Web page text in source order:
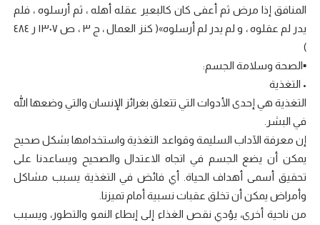
المنافق إذا مرض ثم أعفى كان كالبعير عقله أهله ، ثم أرسلوه ، فلم
يدر لم عقلوه ، و لم يدر لم أرسلوه»( کنز العمال ، ج ۳ ، ص ۱۳۰۷ ر ٤٨٤
)
▪️الصحة وسلامة الجسم:
• التغذية
التغذية هي إحدى الأدوات التي تتعلق بغرائز الإنسان والتي وضعها الله
في البشر.
إن معرفة الآداب السليمة وقواعد التغذية واستخدامها بشكل صحيح
يمكن أن يضع الجسم في اتجاه الاعتدال والصحيح ويساعدنا على
تحقيق أسمى أهداف الحياة. أي فائض في التغذية يسبب مشاكل
وأمراض يمكن أن تخلق عقبات نسبية أمام تميزنا.
من ناحية أخرى، يؤدي نقص الغذاء إلى إبطاء النمو والتطور، ويسبب